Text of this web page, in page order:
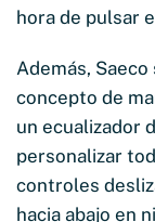
hora de pulsar
Además,
concepto de
un ecualizador
personalizar
controles
hacia abajo en